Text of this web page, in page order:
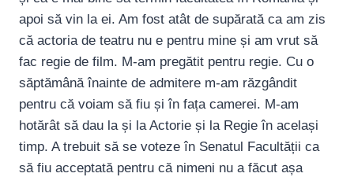
apoi să vin la ei. Am fost atât de supărată ca am zis
că actoria de teatru nu e pentru mine și am vrut să
fac regie de film. M-am pregătit pentru regie. Cu o
săptămână înainte de admitere m-am răzgândit
pentru că voiam să fiu și în fața camerei. M-am
hotărât să dau la și la Actorie și la Regie în același
timp. A trebuit să se voteze în Senatul Facultății ca
să fiu acceptată pentru că nimeni nu a făcut așa